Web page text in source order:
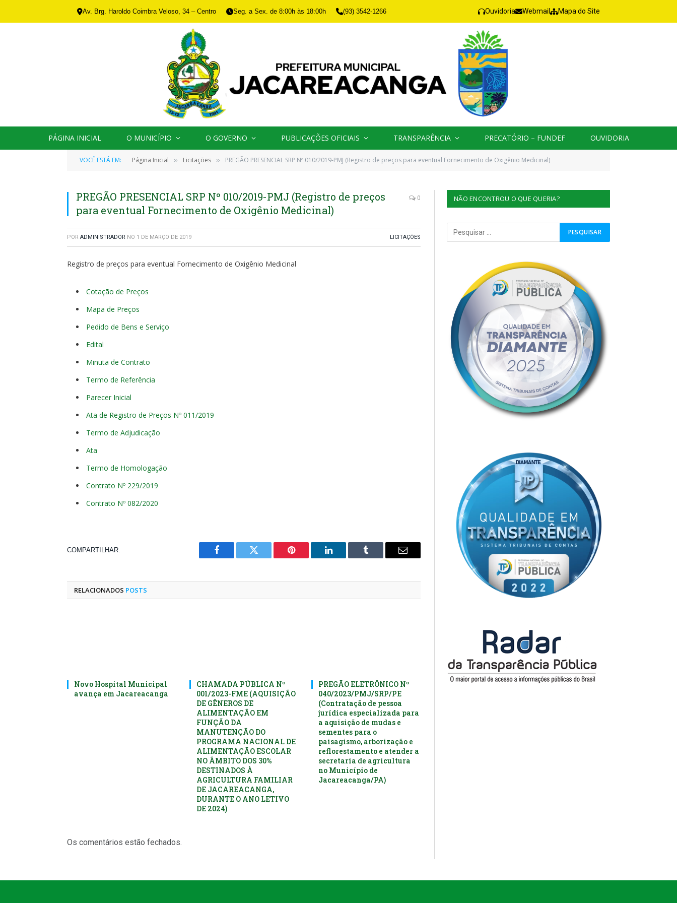
Av. Brg. Haroldo Coimbra Veloso, 34 – Centro Seg. a Sex. de 8:00h às 18:00h (93) 3542-1266 Ouvidoria Webmail Mapa do Site
PÁGINA INICIAL O MUNICÍPIO O GOVERNO PUBLICAÇÕES OFICIAIS TRANSPARÊNCIA PRECATÓRIO – FUNDEF OUVIDORIA
VOCÊ ESTÁ EM: Página Inicial » Licitações » PREGÃO PRESENCIAL SRP Nº 010/2019-PMJ (Registro de preços para eventual Fornecimento de Oxigênio Medicinal)
PREGÃO PRESENCIAL SRP Nº 010/2019-PMJ (Registro de preços
para eventual Fornecimento de Oxigênio Medicinal)
0
POR ADMINISTRADOR NO 1 DE MARÇO DE 2019 LICITAÇÕES
Registro de preços para eventual Fornecimento de Oxigênio Medicinal
Cotação de Preços
Mapa de Preços
Pedido de Bens e Serviço
Edital
Minuta de Contrato
Termo de Referência
Parecer Inicial
Ata de Registro de Preços Nº 011/2019
Termo de Adjudicação
Ata
Termo de Homologação
Contrato Nº 229/2019
Contrato Nº 082/2020
COMPARTILHAR.
Facebook Twitter Pinterest
O
Tumblr
E-
RELACIONADOS POSTS
Novo Hospital Municipal
avança em Jacareacanga
CHAMADA PÚBLICA Nº
001/2023-FME (AQUISIÇÃO
DE GÊNEROS DE
ALIMENTAÇÃO EM
FUNÇÃO DA
MANUTENÇÃO DO
PROGRAMA NACIONAL DE
ALIMENTAÇÃO ESCOLAR
NO ÂMBITO DOS 30%
DESTINADOS À
AGRICULTURA FAMILIAR
DE JACAREACANGA,
DURANTE O ANO LETIVO
DE 2024)
PREGÃO ELETRÔNICO Nº
040/2023/PMJ/SRP/PE
(Contratação de pessoa
jurídica especializada para
a aquisição de mudas e
sementes para o
paisagismo, arborização e
reflorestamento e atender a
secretaria de agricultura
no Município de
Jacareacanga/PA)
Os comentários estão fechados.
NÃO ENCONTROU O QUE QUERIA?